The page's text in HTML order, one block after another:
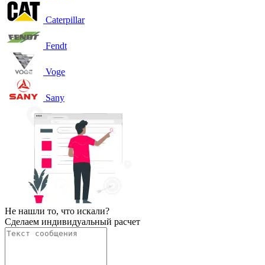
Caterpillar
Fendt
Voge
Sany
Не нашли то, что искали?
Сделаем индивидуальный расчет